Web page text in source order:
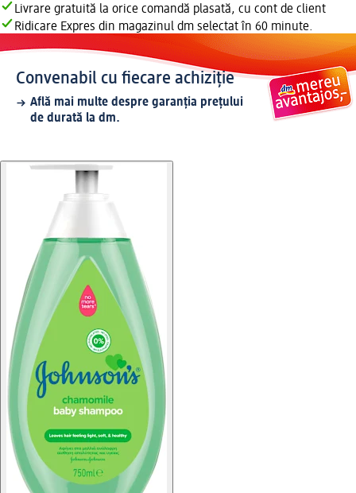
Livrare gratuită la orice comandă plasată, cu cont de client
Ridicare Expres din magazinul dm selectat în 60 minute.
Convenabil cu fiecare achiziție
Află mai multe despre garanția prețului
de durată la dm.